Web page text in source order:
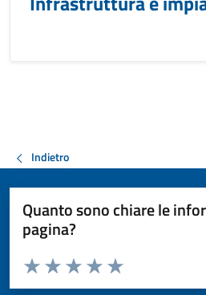
Indietro
Quanto sono chiare le
pagina?
Valuta da 1 a 5 stelle la pagina
Valuta 5 stelle su
Valuta 4 stelle su 5
Valuta 3 stelle su 5
Valuta 2 stelle su 5
Valuta 1 stelle su 5